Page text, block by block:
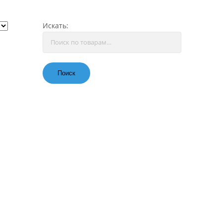
Искать:
Поиск